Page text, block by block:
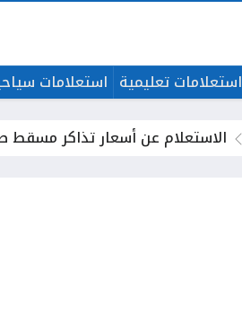
استعلامات تعليمية استعلامات
الاستعلام عن أسعار تذاكر مسقط